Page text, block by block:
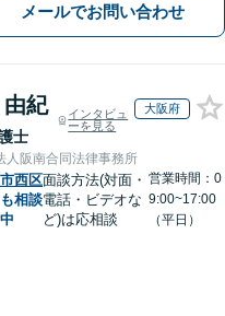
メールでお問い合わせ
紀
士
インタビュ
ーを見る
大阪府
人阪南合同法律事務所
西区
相談
面談方法(対面・
電話・ビデオな
ど)は応相談
営業時間：0
9:00~17:00
（平日）